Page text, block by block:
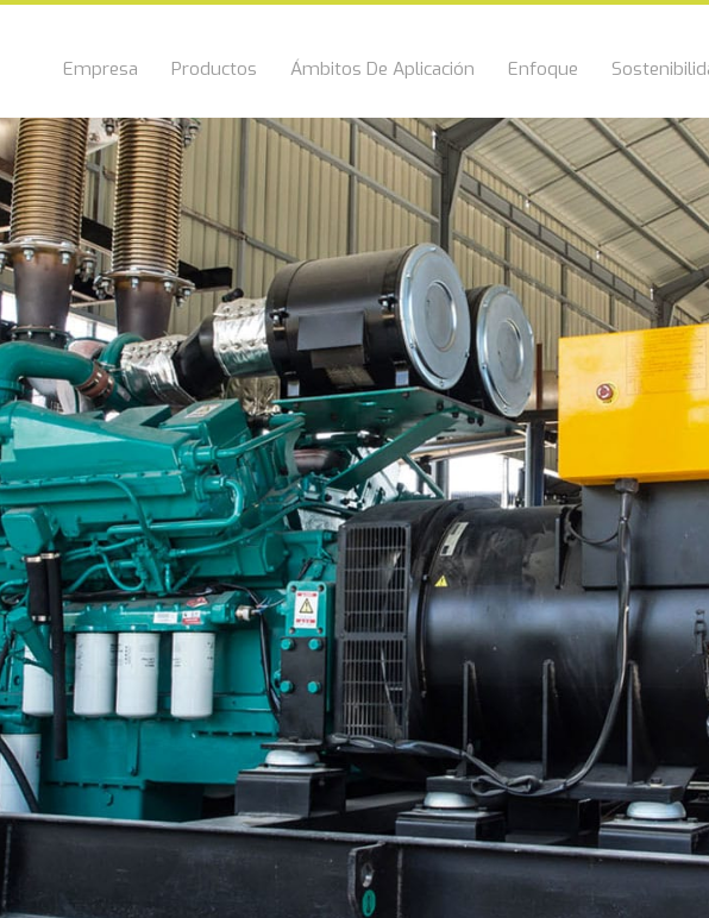
Empresa Productos Ámbitos De Aplicación Enfoque